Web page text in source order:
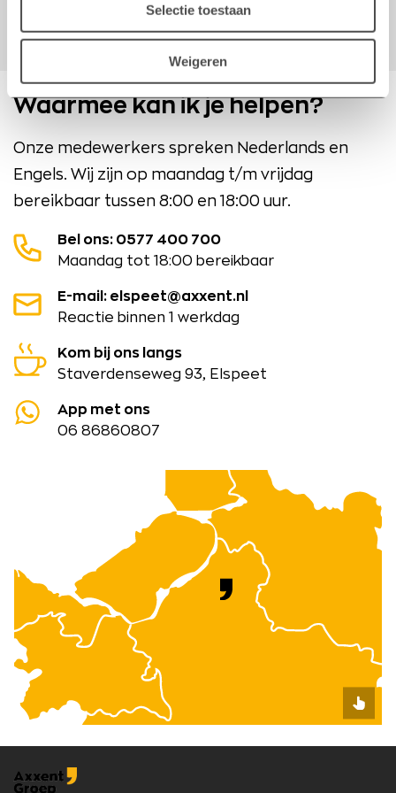
Selectie toestaan
Weigeren
Waarmee kan ik je helpen?
Onze medewerkers spreken Nederlands en
Engels. Wij zijn op maandag t/m vrijdag
bereikbaar tussen 8:00 en 18:00 uur.
Bel ons: 0577 400 700
Maandag tot 18:00 bereikbaar
E-mail: elspeet@axxent.nl
Reactie binnen 1 werkdag
Kom bij ons langs
Staverdenseweg 93, Elspeet
App met ons
06 86860807